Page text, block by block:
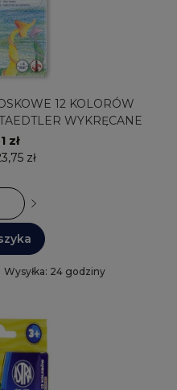
12 KOLORÓW
WYKRĘCANE
zł
zł
Wysyłka: 24 godziny